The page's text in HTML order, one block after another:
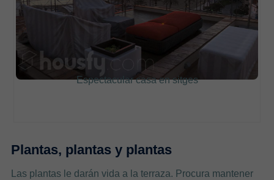
Espectacular casa en sitges
Plantas, plantas y plantas
Las plantas le darán vida a la terraza. Procura mantener